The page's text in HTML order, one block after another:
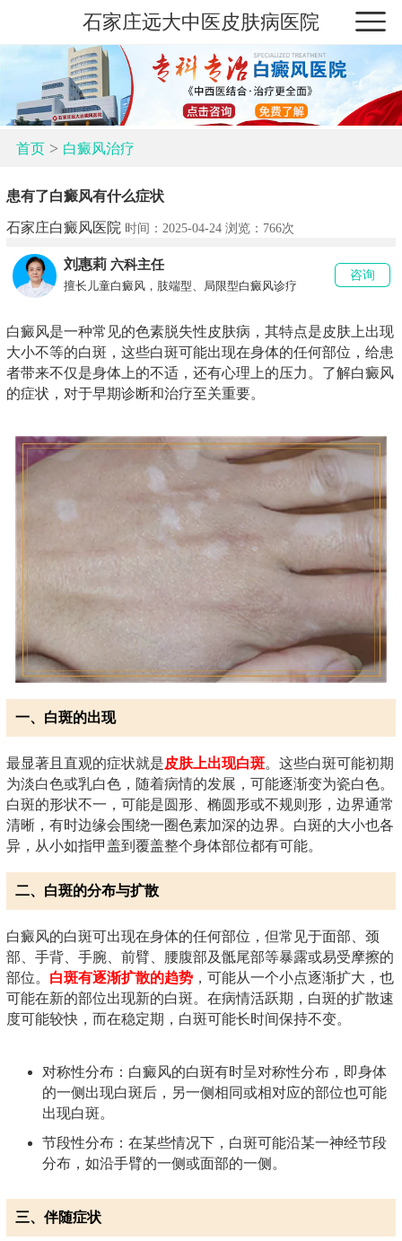
石家庄远大中医皮肤病医院
首页> 白癜风治疗
患有了白癜风有什么症状
石家庄白癜风医院 时间：2025-04-24 浏览： 766次
刘惠莉 六科主任
擅长儿童白癜风，肢端型、局限型白癜风诊疗
咨询
白癜风是一种常见的色素脱失性皮肤病，其特点是皮肤上出现
大小不等的白斑，这些白斑可能出现在身体的任何部位，给患
者带来不仅是身体上的不适，还有心理上的压力。了解白癜风
的症状，对于早期诊断和治疗至关重要。
一、白斑的出现
最显著且直观的症状就是皮肤上出现白斑。这些白斑可能初期
为淡白色或乳白色，随着病情的发展，可能逐渐变为瓷白色。
白斑的形状不一，可能是圆形、椭圆形或不规则形，边界通常
清晰，有时边缘会围绕一圈色素加深的边界。白斑的大小也各
异，从小如指甲盖到覆盖整个身体部位都有可能。
二、白斑的分布与扩散
白癜风的白斑可出现在身体的任何部位，但常见于面部、颈
部、手背、手腕、前臂、腰腹部及骶尾部等暴露或易受摩擦的
部位。 白斑有逐渐扩散的趋势 ，可能从一个小点逐渐扩大，也
可能在新的部位出现新的白斑。在病情活跃期，白斑的扩散速
度可能较快，而在稳定期，白斑可能长时间保持不变。
对称性分布：白癜风的白斑有时呈对称性分布，即身体
的一侧出现白斑后，另一侧相同或相对应的部位也可能
出现白斑。
节段性分布：在某些情况下，白斑可能沿某一神经节段
分布，如沿手臂的一侧或面部的一侧。
三、伴随症状